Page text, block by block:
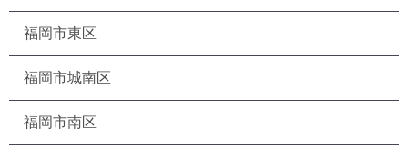
福岡市東区
福岡市城南区
福岡市南区